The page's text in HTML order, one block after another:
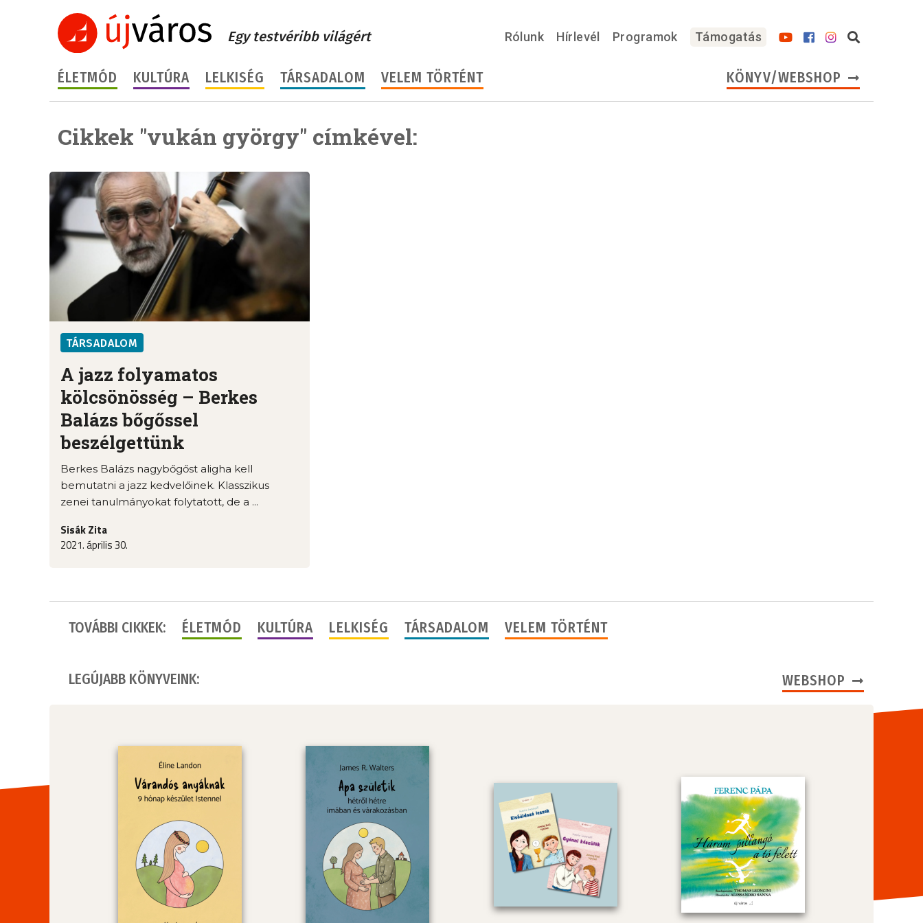
Egy testvéribb világért Rólunk Hírlevél Programok Támogatás
ÉLETMÓD KULTÚRA LELKISÉG TÁRSADALOM VELEM TÖRTÉNT KÖNYV/WEBSHOP
Cikkek "vukán györgy" címkével:
TÁRSADALOM
A jazz folyamatos
kölcsönösség – Berkes
Balázs bőgőssel
beszélgettünk
Berkes Balázs nagybőgőst aligha kell
bemutatni a jazz kedvelőinek. Klasszikus
zenei tanulmányokat folytatott, de a ...
Sisák Zita
2021. április 30.
TOVÁBBI CIKKEK: ÉLETMÓD KULTÚRA LELKISÉG TÁRSADALOM VELEM TÖRTÉNT
LEGÚJABB KÖNYVEINK: WEBSHOP